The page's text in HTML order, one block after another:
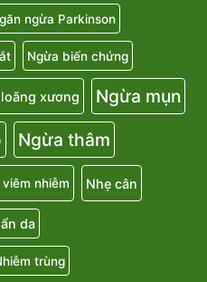
ngừa Parkinson
Ngừa biến chứng
xương Ngừa mụn
Ngừa thâm
nhiễm Nhẹ cân
da
trùng